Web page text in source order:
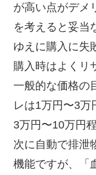
が高い点がデメ
を考えると妥当
ゆえに購入に失
購入時はよくリ
一般的な価格の
レは1万円〜3万
3万円〜10万円
次に自動で排泄
機能ですが、「